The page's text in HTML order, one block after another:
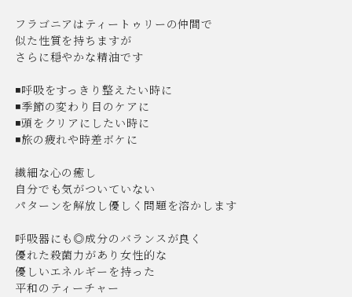
フラゴニアはティートゥリーの仲間で
似た性質を持ちますが
さらに穏やかな精油です
◾️呼吸をすっきり整えたい時に
◾️季節の変わり目のケアに
◾️頭をクリアにしたい時に
◾️旅の疲れや時差ボケに
繊細な心の癒し
自分でも気がついていない
パターンを解放し優しく問題を溶かします
呼吸器にも◎成分のバランスが良く
優れた殺菌力があり女性的な
優しいエネルギーを持った
平和のティーチャー